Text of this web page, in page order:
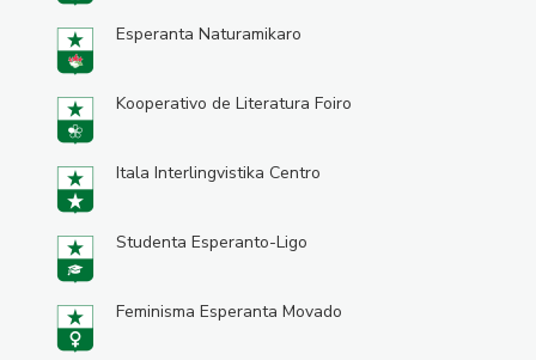
Esperanta Naturamikaro
Kooperativo de Literatura Foiro
Itala Interlingvistika Centro
Studenta Esperanto-Ligo
Feminisma Esperanta Movado